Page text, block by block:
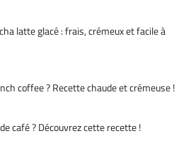
latte glacé : frais, crémeux et facile à
coffee ? Recette chaude et crémeuse !
café ? Découvrez cette recette !